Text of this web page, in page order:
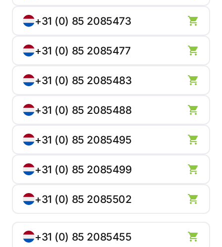
+31 (0) 85 2085473
+31 (0) 85 2085477
+31 (0) 85 2085483
+31 (0) 85 2085488
+31 (0) 85 2085495
+31 (0) 85 2085499
+31 (0) 85 2085502
+31 (0) 85 2085455